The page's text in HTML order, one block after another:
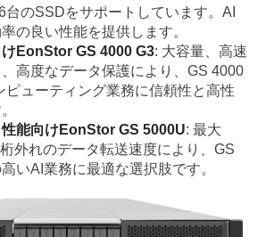
台のSSDをサポートしています。AI
の良い性能を提供します。
EonStor GS 4000 G3: 大容量、高速
高度なデータ保護により、GS 4000
ピューティング業務に信頼性と高性
能向けEonStor GS 5000U: 最大
外れのデータ転送速度により、GS
いAI業務に最適な選択肢です。